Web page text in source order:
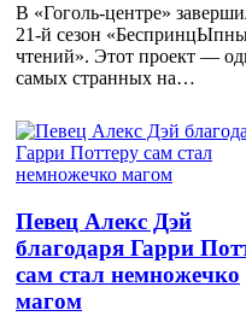
В «Гоголь-центре»
21-й сезон
чтений». Этот проект —
самых странных на…
Певец Алекс Дэй
благодаря Гарри
сам стал немножечко
магом